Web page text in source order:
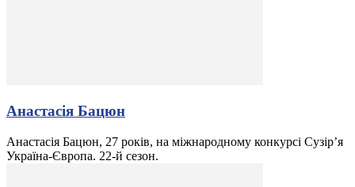
Анастасія Бацюн
Анастасія Бацюн, 27 років, на міжнародному конкурсі Сузір’я
Україна-Європа. 22-й сезон.